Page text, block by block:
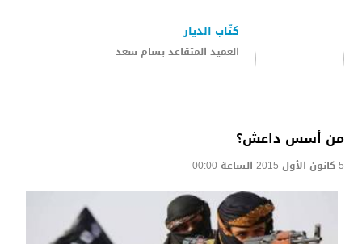
العميد المتقاعد بسام سعد
كتّاب الديار
من أسس داعش؟
5 كانون الأول 2015 الساعة 00:00